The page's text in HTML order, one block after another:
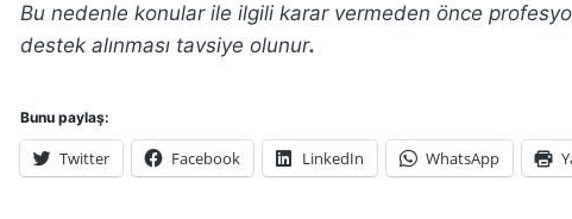
Bu nedenle konular ile ilgili karar vermeden önce
destek alınması tavsiye olunur.
Bunu paylaş:
Twitter Facebook LinkedIn WhatsApp